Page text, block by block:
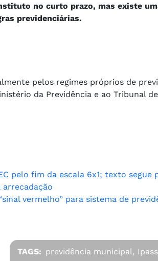
no curto prazo, mas existe
previdenciárias.
pelos regimes próprios de
da Previdência e ao Tribunal
pelo fim da escala 6x1; texto segue
vermelho” para sistema de
TAGS: previdência municipal,